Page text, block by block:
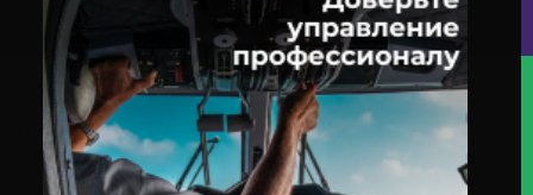
Главная Новости Депозитария
(DVCA) О Корпоративном
Действии «Выплата Дивидендов В Виде Денежных Средств» С Ценными
Бумагами Эмитента Банк ВТБ (ПАО) ИНН 7702070139 (акции 10401000B /